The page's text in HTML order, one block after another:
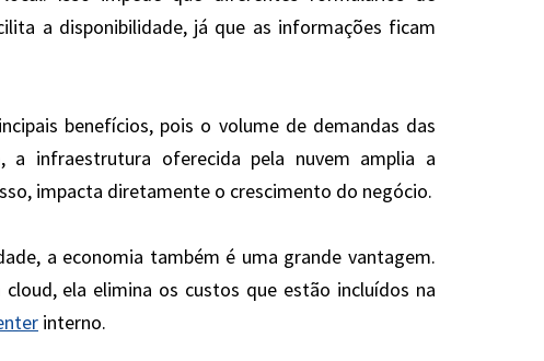
a disponibilidade, já que as informações ficam
benefícios, pois o volume de demandas das
a infraestrutura oferecida pela nuvem amplia a
impacta diretamente o crescimento do negócio.
a economia também é uma grande vantagem.
ela elimina os custos que estão incluídos na
interno.